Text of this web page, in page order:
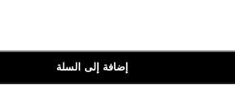
إضافة إلى السلة